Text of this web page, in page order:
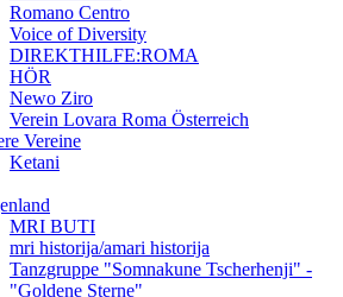
Romano Centro
Voice of Diversity
DIREKTHILFE:ROMA
HÖR
Newo Ziro
Verein Lovara Roma Österreich
Vereine
Ketani
MRI BUTI
mri historija/amari historija
Tanzgruppe "Somnakune Tscherhenji" -
"Goldene Sterne"